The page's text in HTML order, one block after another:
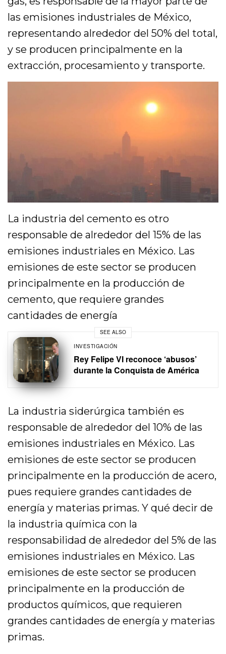
las emisiones industriales de México,
representando alrededor del 50% del total,
y se producen principalmente en la
extracción, procesamiento y transporte.
La industria del cemento es otro
responsable de alrededor del 15% de las
emisiones industriales en México. Las
emisiones de este sector se producen
principalmente en la producción de
cemento, que requiere grandes
cantidades de energía
SEE ALSO
INVESTIGACIÓN
Rey Felipe VI reconoce ‘abusos’
durante la Conquista de América
La industria siderúrgica también es
responsable de alrededor del 10% de las
emisiones industriales en México. Las
emisiones de este sector se producen
principalmente en la producción de acero,
pues requiere grandes cantidades de
energía y materias primas. Y qué decir de
la industria química con la
responsabilidad de alrededor del 5% de las
emisiones industriales en México. Las
emisiones de este sector se producen
principalmente en la producción de
productos químicos, que requieren
grandes cantidades de energía y materias
primas.